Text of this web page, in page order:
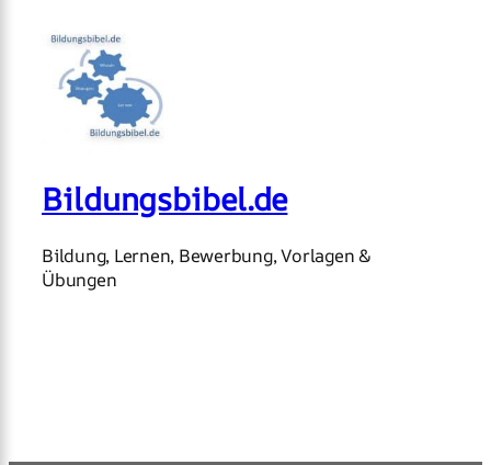
Bildungsbibel.de
Bildung, Lernen, Bewerbung, Vorlagen &
Übungen